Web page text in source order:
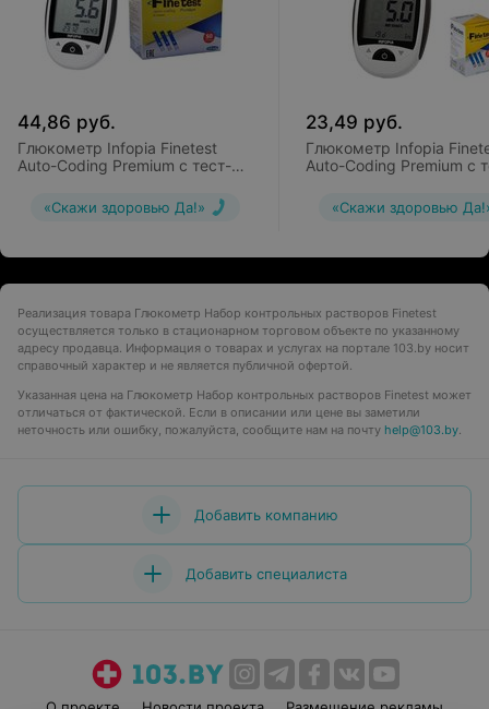
44,86 руб.
Глюкометр Infopia Finetest
Auto-Coding Premium с тест-
ланцетами (25 шт.)
«Скажи здоровью Да!»
23,49 руб.
Глюкометр Infopia
Auto-Coding Premium с
«Скажи здоровью
Реализация товара Глюкометр Набор контрольных растворов Finetest
осуществляется только в стационарном торговом объекте по указанному
адресу продавца. Информация о товарах и услугах на портале 103.by носит
справочный характер и не является публичной офертой.
Указанная цена на Глюкометр Набор контрольных растворов Finetest может
отличаться от фактической. Если в описании или цене вы заметили
неточность или ошибку, пожалуйста, сообщите нам на почту help@103.by.
Добавить компанию
Добавить специалиста